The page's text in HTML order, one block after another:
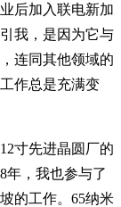
后加入联电新加
我，是因为它与
连同其他领域的
作总是充满变
寸先进晶圆厂的
年，我也参与了
的工作。65纳米